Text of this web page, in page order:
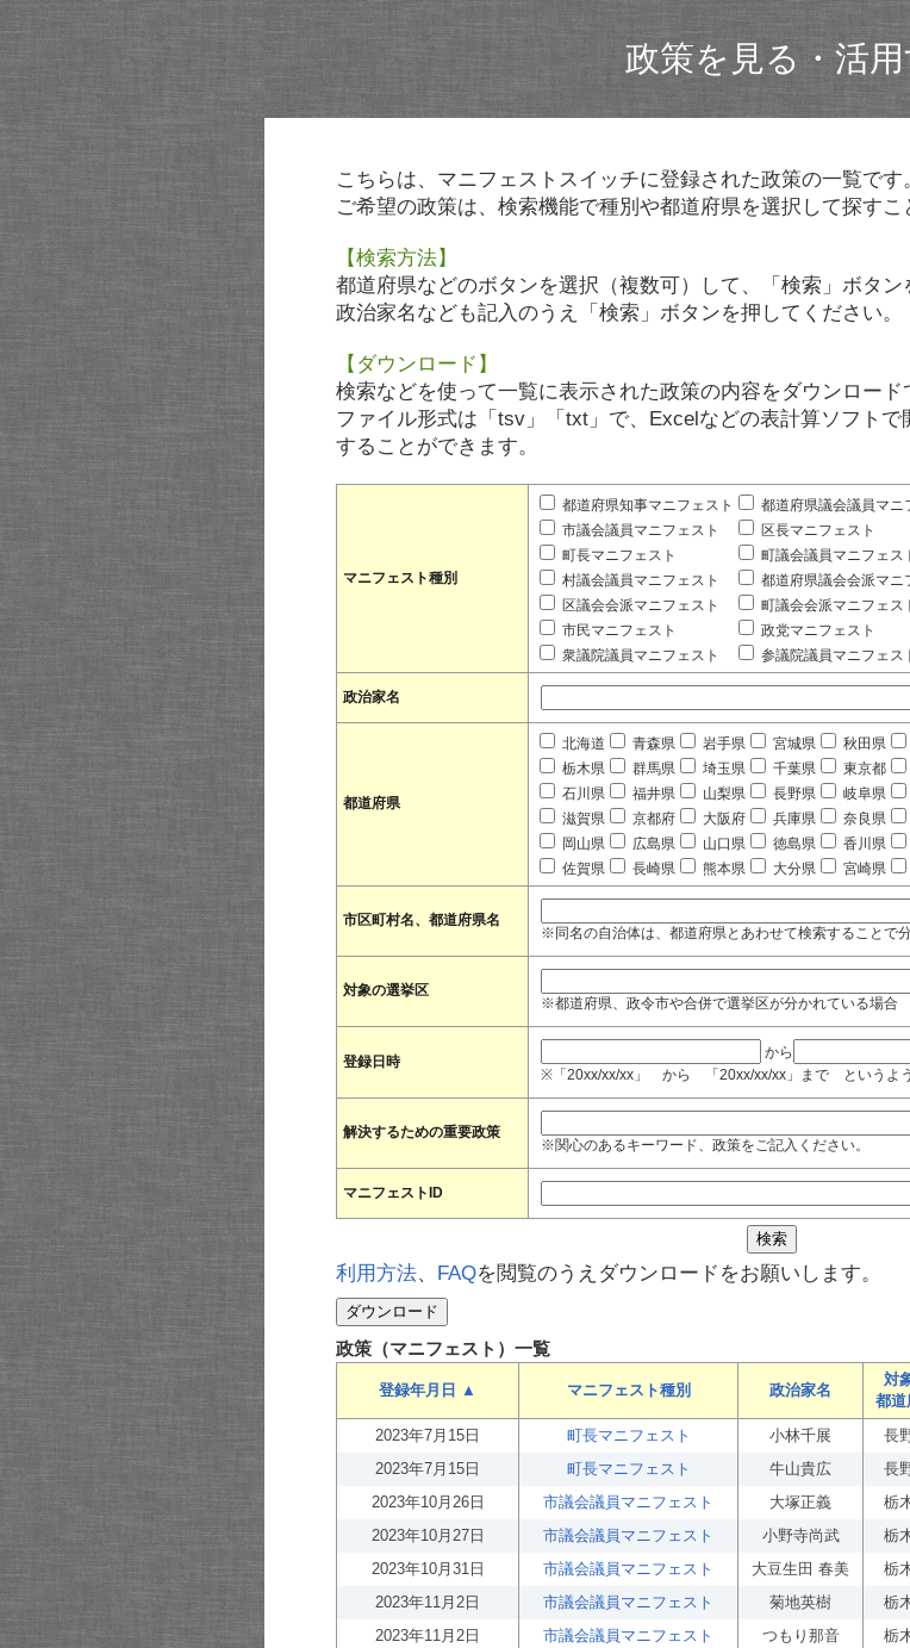
政策を見る・活用
こちらは、マニフェストスイッチに登録された政策の一覧です
ご希望の政策は、検索機能で種別や都道府県を選択して探すこ
【検索方法】
都道府県などのボタンを選択（複数可）して、「検索」ボタン
政治家名なども記入のうえ「検索」ボタンを押してください。
【ダウンロード】
検索などを使って一覧に表示された政策の内容をダウンロード
ファイル形式は「tsv」「txt」で、Excelなどの表計算ソフト
することができます。
マニフェスト種別
都道府県知事マニフェスト 都道府県議会議員マニ
市議会議員マニフェスト
区長マニフェスト
町長マニフェスト
町議会議員マニフェス
村議会議員マニフェスト
都道府県議会会派マニ
区議会会派マニフェスト
町議会会派マニフェス
市民マニフェスト
政党マニフェスト
衆議院議員マニフェスト
参議院議員マニフェス
政治家名
都道府県
北海道 青森県 岩手県 宮城県 秋田県
栃木県
群馬県 埼玉県 千葉県 東京都
石川県
福井県 山梨県 長野県 岐阜県
滋賀県
京都府 大阪府 兵庫県 奈良県
岡山県
広島県 山口県 徳島県 香川県
佐賀県
長崎県 熊本県 大分県 宮崎県
市区町村名、都道府県名
※同名の自治体は、都道府県とあわせて検索することで
対象の選挙区
※都道府県、政令市や合併で選挙区が分かれている場合
登録日時
から
※「20xx/xx/xx」 から 「20xx/xx/xx」まで というよう
解決するための重要政策
※関心のあるキーワード、政策をご記入ください。
マニフェストID
利用方法、 FAQを閲覧のうえダウンロードをお願いします。
政策（マニフェスト）一覧
登録年月日 ▲ マニフェスト種別 政治家名
対
都道
2023年7月15日
町長マニフェスト 小林千展 長
2023年7月15日
町長マニフェスト 牛山貴広 長
2023年10月26日
市議会議員マニフェスト 大塚正義 栃
2023年10月27日
市議会議員マニフェスト 小野寺尚武 栃
2023年10月31日
市議会議員マニフェスト 大豆生田 春美 栃
2023年11月2日
市議会議員マニフェスト 菊地英樹 栃
2023年11月2日
市議会議員マニフェスト つもり那音 栃